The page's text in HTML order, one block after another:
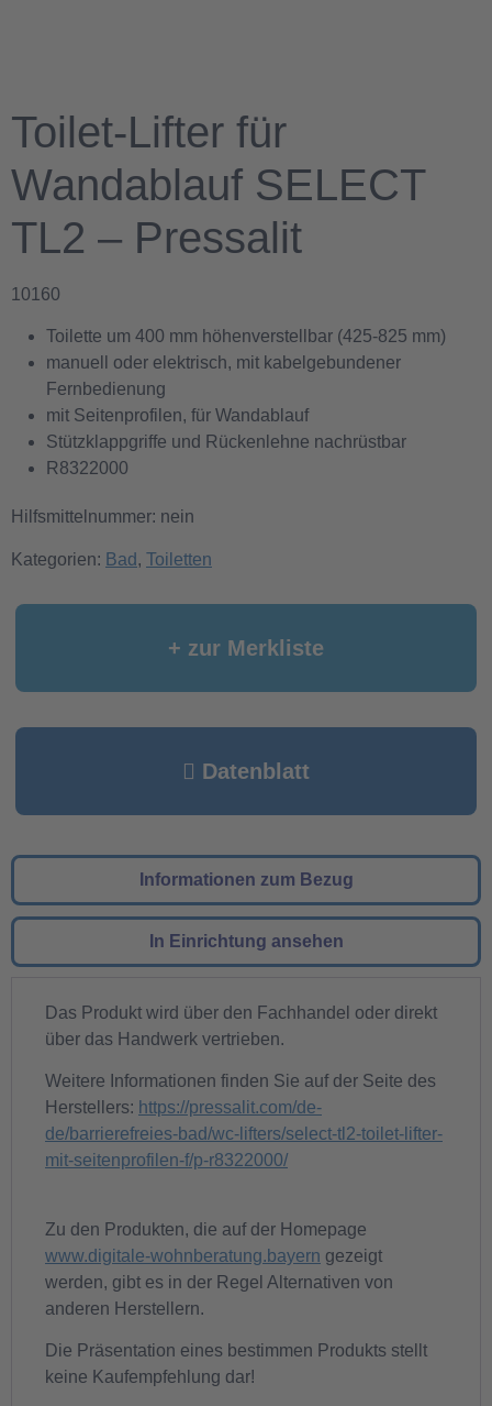
Toilet-Lifter für
Wandablauf SELECT
TL2 – Pressalit
10160
Toilette um 400 mm höhenverstellbar (425-825 mm)
manuell oder elektrisch, mit kabelgebundener
Fernbedienung
mit Seitenprofilen, für Wandablauf
Stützklappgriffe und Rückenlehne nachrüstbar
R8322000
Hilfsmittelnummer: nein
Kategorien: Bad , Toiletten
+ zur Merkliste
Datenblatt
Informationen zum Bezug
In Einrichtung ansehen
Das Produkt wird über den Fachhandel oder direkt
über das Handwerk vertrieben.
Weitere Informationen finden Sie auf der Seite des
Herstellers: https://pressalit.com/de-
de/barrierefreies-bad/wc-lifters/select-tl2-toilet-lifter-
mit-seitenprofilen-f/p-r8322000/
Zu den Produkten, die auf der Homepage
www.digitale-wohnberatung.bayern gezeigt
werden, gibt es in der Regel Alternativen von
anderen Herstellern.
Die Präsentation eines bestimmen Produkts stellt
keine Kaufempfehlung dar!